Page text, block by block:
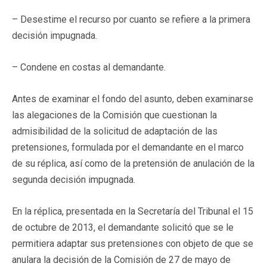
– Desestime el recurso por cuanto se refiere a la primera
decisión impugnada.
– Condene en costas al demandante.
Antes de examinar el fondo del asunto, deben examinarse
las alegaciones de la Comisión que cuestionan la
admisibilidad de la solicitud de adaptación de las
pretensiones, formulada por el demandante en el marco
de su réplica, así como de la pretensión de anulación de la
segunda decisión impugnada.
En la réplica, presentada en la Secretaría del Tribunal el 15
de octubre de 2013, el demandante solicitó que se le
permitiera adaptar sus pretensiones con objeto de que se
anulara la decisión de la Comisión de 27 de mayo de